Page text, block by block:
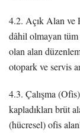
4.2. Açık Alan ve
dâhil olmayan
olan alan
otopark ve servis
4.3. Çalışma
kapladıkları brüt
(hücresel) ofis